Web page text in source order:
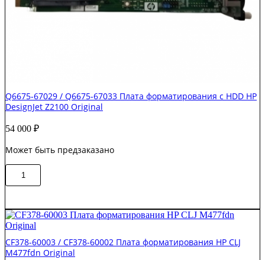
Q6675-67029 / Q6675-67033 Плата форматирования с HDD HP
DesignJet Z2100 Original
54 000 ₽
Может быть предзаказано
Количество
товара
/
Q6675-
67033
Плата
форматирования
CF378-60003 / CF378-60002 Плата форматирования HP CLJ
M477fdn Original